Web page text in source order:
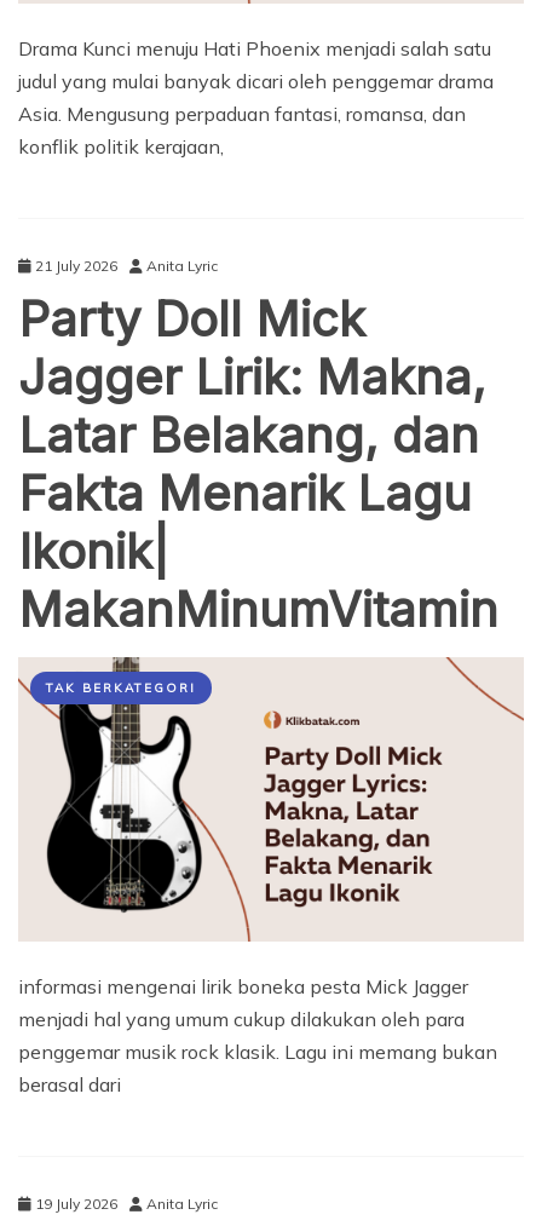
Drama Kunci menuju Hati Phoenix menjadi salah satu
judul yang mulai banyak dicari oleh penggemar drama
Asia. Mengusung perpaduan fantasi, romansa, dan
konflik politik kerajaan,
21 July 2026 Anita Lyric
Party Doll Mick
Jagger Lirik: Makna,
Latar Belakang, dan
Fakta Menarik Lagu
Ikonik|
MakanMinumVitamin
TAK BERKATEGORI
informasi mengenai lirik boneka pesta Mick Jagger
menjadi hal yang umum cukup dilakukan oleh para
penggemar musik rock klasik. Lagu ini memang bukan
berasal dari
19 July 2026 Anita Lyric